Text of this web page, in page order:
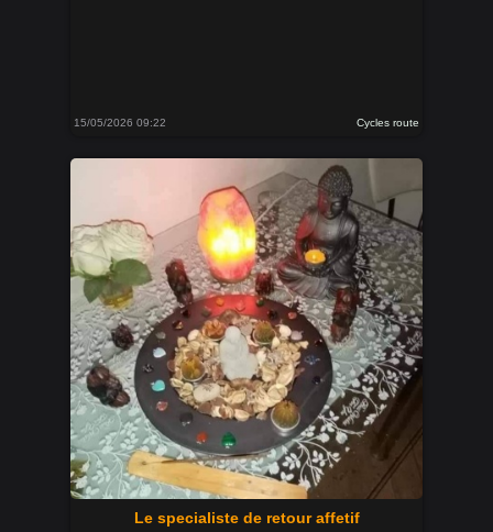
15/05/2026 09:22 Cycles route
Le specialiste de retour affetif